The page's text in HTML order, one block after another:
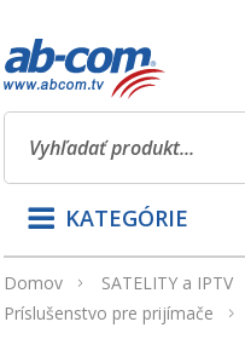
KATEGÓRIE
Domov SATELITY a IPTV
Príslušenstvo pre prijímače